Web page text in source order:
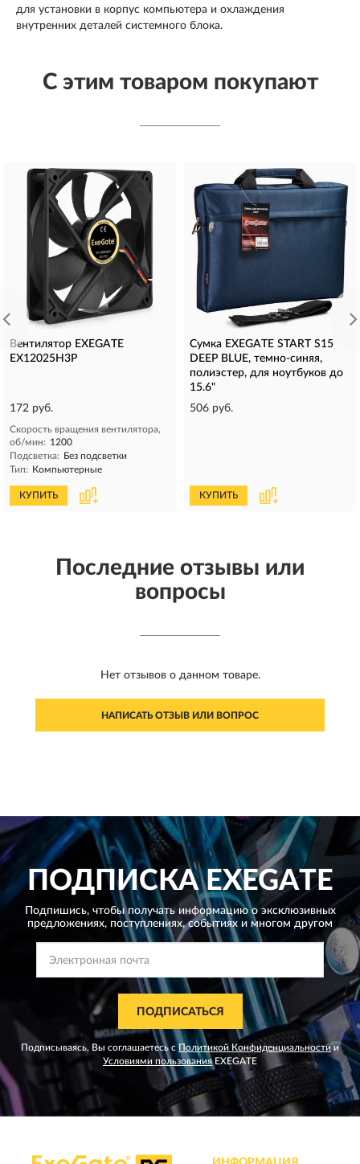
для установки в корпус компьютера и охлаждения
внутренних деталей системного блока.
С этим товаром покупают
Вентилятор EXEGATE
EX12025H3P
172 руб.
Скорость вращения вентилятора,
об/мин: 1200
Подсветка: Без подсветки
Тип: Компьютерные
КУПИТЬ
Сумка EXEGATE START S15
DEEP BLUE, темно-синяя,
полиэстер, для ноутбуков до
15.6"
506 руб.
КУПИТЬ
Последние отзывы или
вопросы
Нет отзывов о данном товаре.
НАПИСАТЬ ОТЗЫВ ИЛИ ВОПРОС
ПОДПИСКАEXEGATE
Подпишись, чтобы получать информацию о эксклюзивных
предложениях, поступлениях, событиях и многом другом
ПОДПИСАТЬСЯ
Подписываясь, Вы соглашаетесь сПолитикой Конфиденциальности и
Условиями пользованияEXEGATE